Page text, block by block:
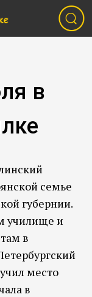
в
семье
губернии.
училище и
в
место
в